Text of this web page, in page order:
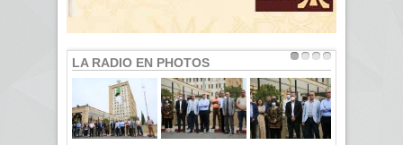
LA RADIO EN PHOTOS